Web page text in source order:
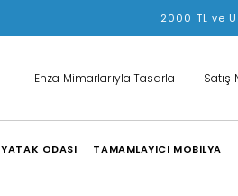
2000 TL ve
Enza Mimarlarıyla Tasarla Satış
YATAK ODASI TAMAMLAYICI MOBİLYA